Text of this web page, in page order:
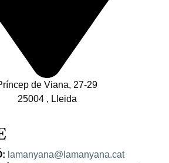
de Viana, 27-29
25004 , Lleida
lamanyana@lamanyana.cat